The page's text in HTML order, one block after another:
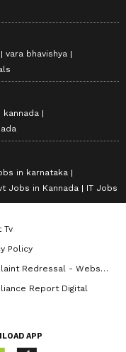
vara bhavishya
in karnataka
Jobs in Kannada IT Jobs
Tv
Policy
Redressal - Website
Report Digital
APP